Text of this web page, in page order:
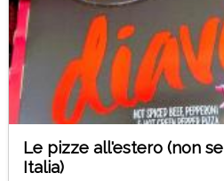
Le pizze all'estero (non
Italia)